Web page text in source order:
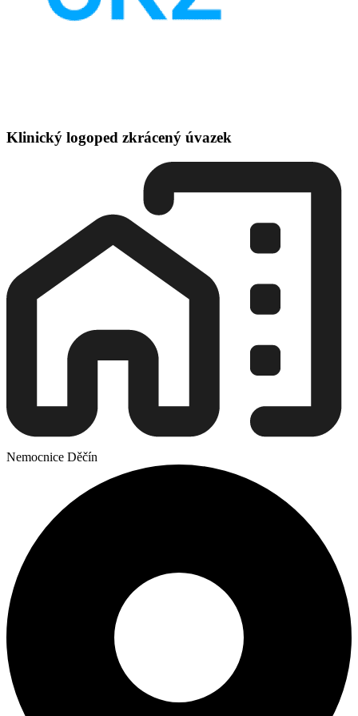
Klinický logoped zkrácený úvazek
Nemocnice Děčín